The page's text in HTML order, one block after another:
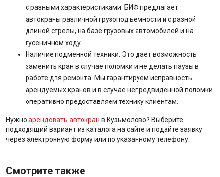
с разными характеристиками. БИФ предлагает
автокраны различной грузоподъемности и с разной
длиной стрелы, на базе грузовых автомобилей и на
гусеничном ходу.
Наличие подменной техники. Это дает возможность
заменить кран в случае поломки и не делать паузы в
работе для ремонта. Мы гарантируем исправность
арендуемых кранов и в случае непредвиденной поломки
оперативно предоставляем технику клиентам.
Нужно арендовать автокран в Кузьмолово? Выберите
подходящий вариант из каталога на сайте и подайте заявку
через электронную форму или по указанному телефону.
Смотрите также